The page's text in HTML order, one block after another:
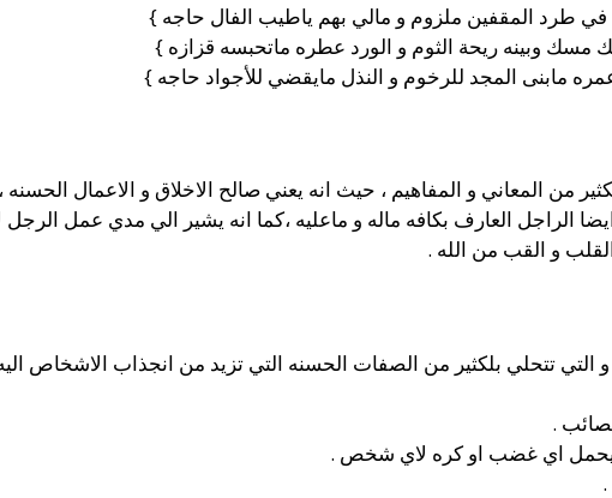
طرد المقفين ملزوم و مالي بهم ياطيب الفال حاجه }
مسك وبينه ريحة الثوم و الورد عطره ماتحبسه قزازه }
مابنى المجد للرخوم و النذل مايقضي للأجواد حاجه }
من المعاني و المفاهيم ، حيث انه يعني صالح الاخلاق و الاعمال
الراجل العارف بكافه ماله و ماعليه ،كما انه يشير الي مدي عمل
و القب من الله .
تتحلي بلكثير من الصفات الحسنه التي تزيد من انجذاب الاشخاص
.
يحمل اي غضب او كره لاي شخص .